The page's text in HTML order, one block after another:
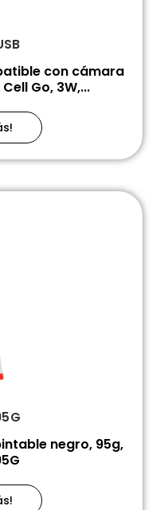
con cámara
Go, 3W,...
negro, 95g,